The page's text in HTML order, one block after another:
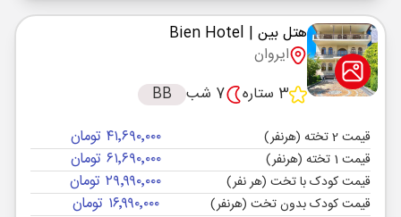
هتل بین | Bien Hotel
ایروان
3 ستاره
7 شب BB
قیمت 2 تخته (هرنفر) ۴۱٬۶۹۰٬۰۰۰ تومان
قیمت 1 تخته (هرنفر) ۶۱٬۶۹۰٬۰۰۰ تومان
قیمت کودک با تخت (هر نفر) ۲۹٬۹۹۰٬۰۰۰ تومان
قیمت کودک بدون تخت (هرنفر) ۱۶٬۹۹۰٬۰۰۰ تومان